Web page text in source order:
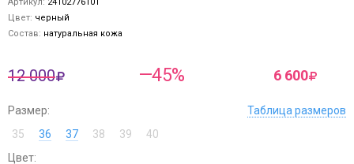
Цвет: черный
Состав: натуральная кожа
12 000 —45% 6 600
Размер:
Таблица размеров
35
36 37 38 39
40
Цвет: